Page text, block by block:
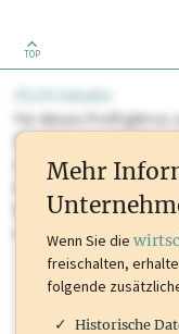
TOP
PLUS Inhalte
Für dieses Profil gibt
Sie momentan nicht
oder loggen Sie sich ein
Marken, Patente,
mehr.
Mehr
Wenn Sie die
freischalten,
folgende
Historische